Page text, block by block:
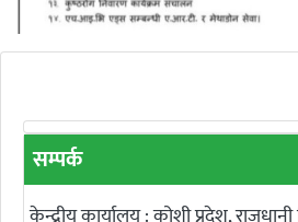
सम्पर्क